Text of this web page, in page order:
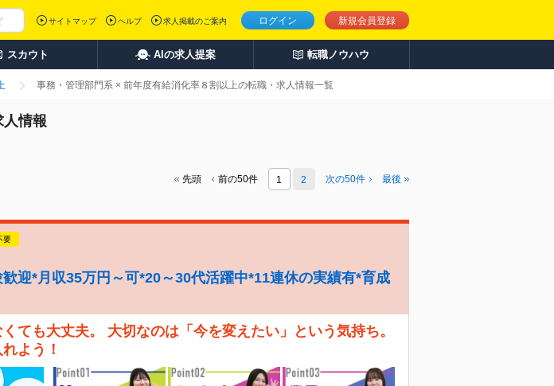
ログイン 新規会員登録
サイトマップ ヘルプ 求人掲載のご案内
スカウト AIの求人提案 転職ノウハウ
事務・管理部門系 × 前年度有給消化率８割以上の転職・求人情報一覧
情報
先頭 前の50件 1 2 次の50件 最後
要
迎*月収35万円～可*20～30代活躍中*11連休の実績有*育成
くても大丈夫。 大切なのは「今を変えたい」という気持ち。
よう！